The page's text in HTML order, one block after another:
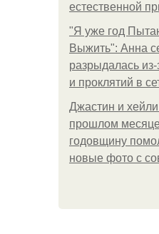
естественной
"Я уже год
Выжить": Анна
разрыдалась
и проклятий в
Джастин и
прошлом
годовщину
новые фото с